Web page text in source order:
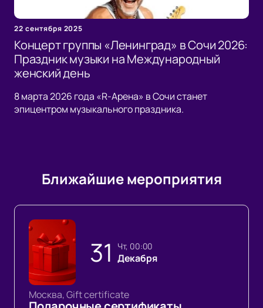
22 сентября 2025
Концерт группы «Ленинград» в Сочи 2026:
Праздник музыки на Международный
женский день
8 марта 2026 года «R-Арена» в Сочи станет
эпицентром музыкального праздника.
Ближайшие мероприятия
31 чт, 00:00
Декабря
Москва, Gift certificate